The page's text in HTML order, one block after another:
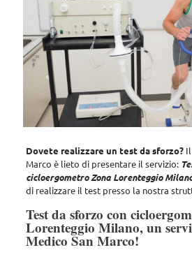
Dovete realizzare un test da sforzo?Il
Marco è lieto di presentare il servizio:
cicloergometro Zona Lorenteggio
di realizzare il test presso la nostra
Test da sforzo con
Lorenteggio Milano, un
Medico San Marco!